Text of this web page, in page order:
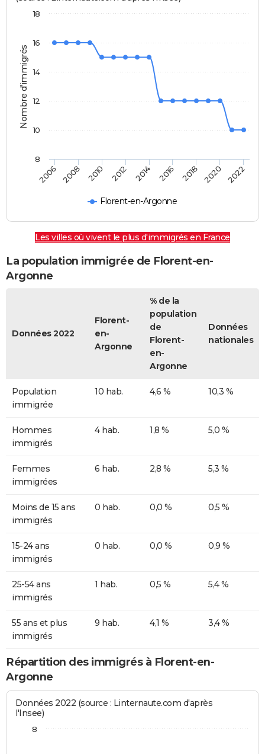
Nombre d'immigrés
Florent-en-Argonne
2006 2008 2010 2012 2014 2016 2018 2020 2022
8
10
12
14
16
18
Les villes où vivent le plus d'immigrés en France
La population immigrée de Florent-en-
Argonne
Données 2022
Florent-
en-
Argonne
% de la
population
de
Florent-
en-
Argonne
Données
nationales
Population
immigrée
10 hab. 4,6 % 10,3 %
Hommes
immigrés
4 hab. 1,8 % 5,0 %
Femmes
immigrées
6 hab. 2,8 % 5,3 %
Moins de 15 ans
immigrés
0 hab. 0,0 % 0,5 %
15-24 ans
immigrés
0 hab. 0,0 % 0,9 %
25-54 ans
immigrés
1 hab. 0,5 % 5,4 %
55 ans et plus
immigrés
9 hab. 4,1 % 3,4 %
Répartition des immigrés à Florent-en-
Argonne
Données 2022 (source : Linternaute.com d'après
l'Insee)
8